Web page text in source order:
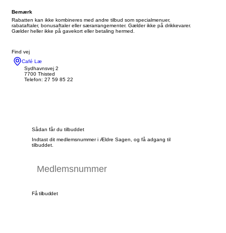
Bemærk
Rabatten kan ikke kombineres med andre tilbud som specialmenuer,
rabataftaler, bonusaftaler eller særarrangementer. Gælder ikke på drikkevarer.
Gælder heller ikke på gavekort eller betaling hermed.
Find vej
Café Læ
Sydhavnsvej 2
7700 Thisted
Telefon: 27 59 85 22
Sådan får du tilbuddet
Indtast dit medlemsnummer i Ældre Sagen, og få adgang til
tilbuddet.
Få tilbuddet